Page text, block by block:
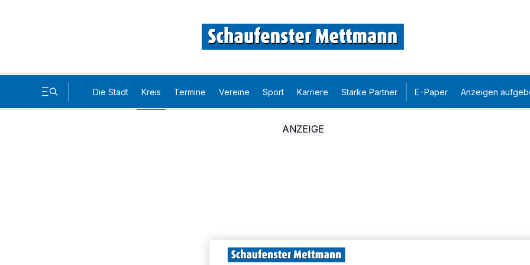
Die Stadt Kreis Termine Vereine Sport Karriere Starke Partner E-Paper Anzeigen